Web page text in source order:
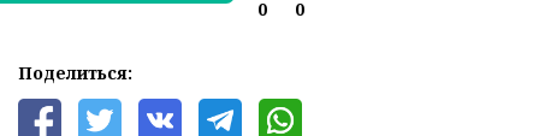
0
0
Поделиться: